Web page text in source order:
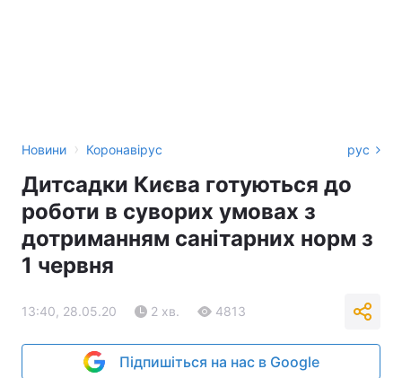
Новини › Коронавірус рус
Дитсадки Києва готуються до
роботи в суворих умовах з
дотриманням санітарних норм з
1 червня
13:40, 28.05.20 2 хв. 4813
Підпишіться на нас в Google